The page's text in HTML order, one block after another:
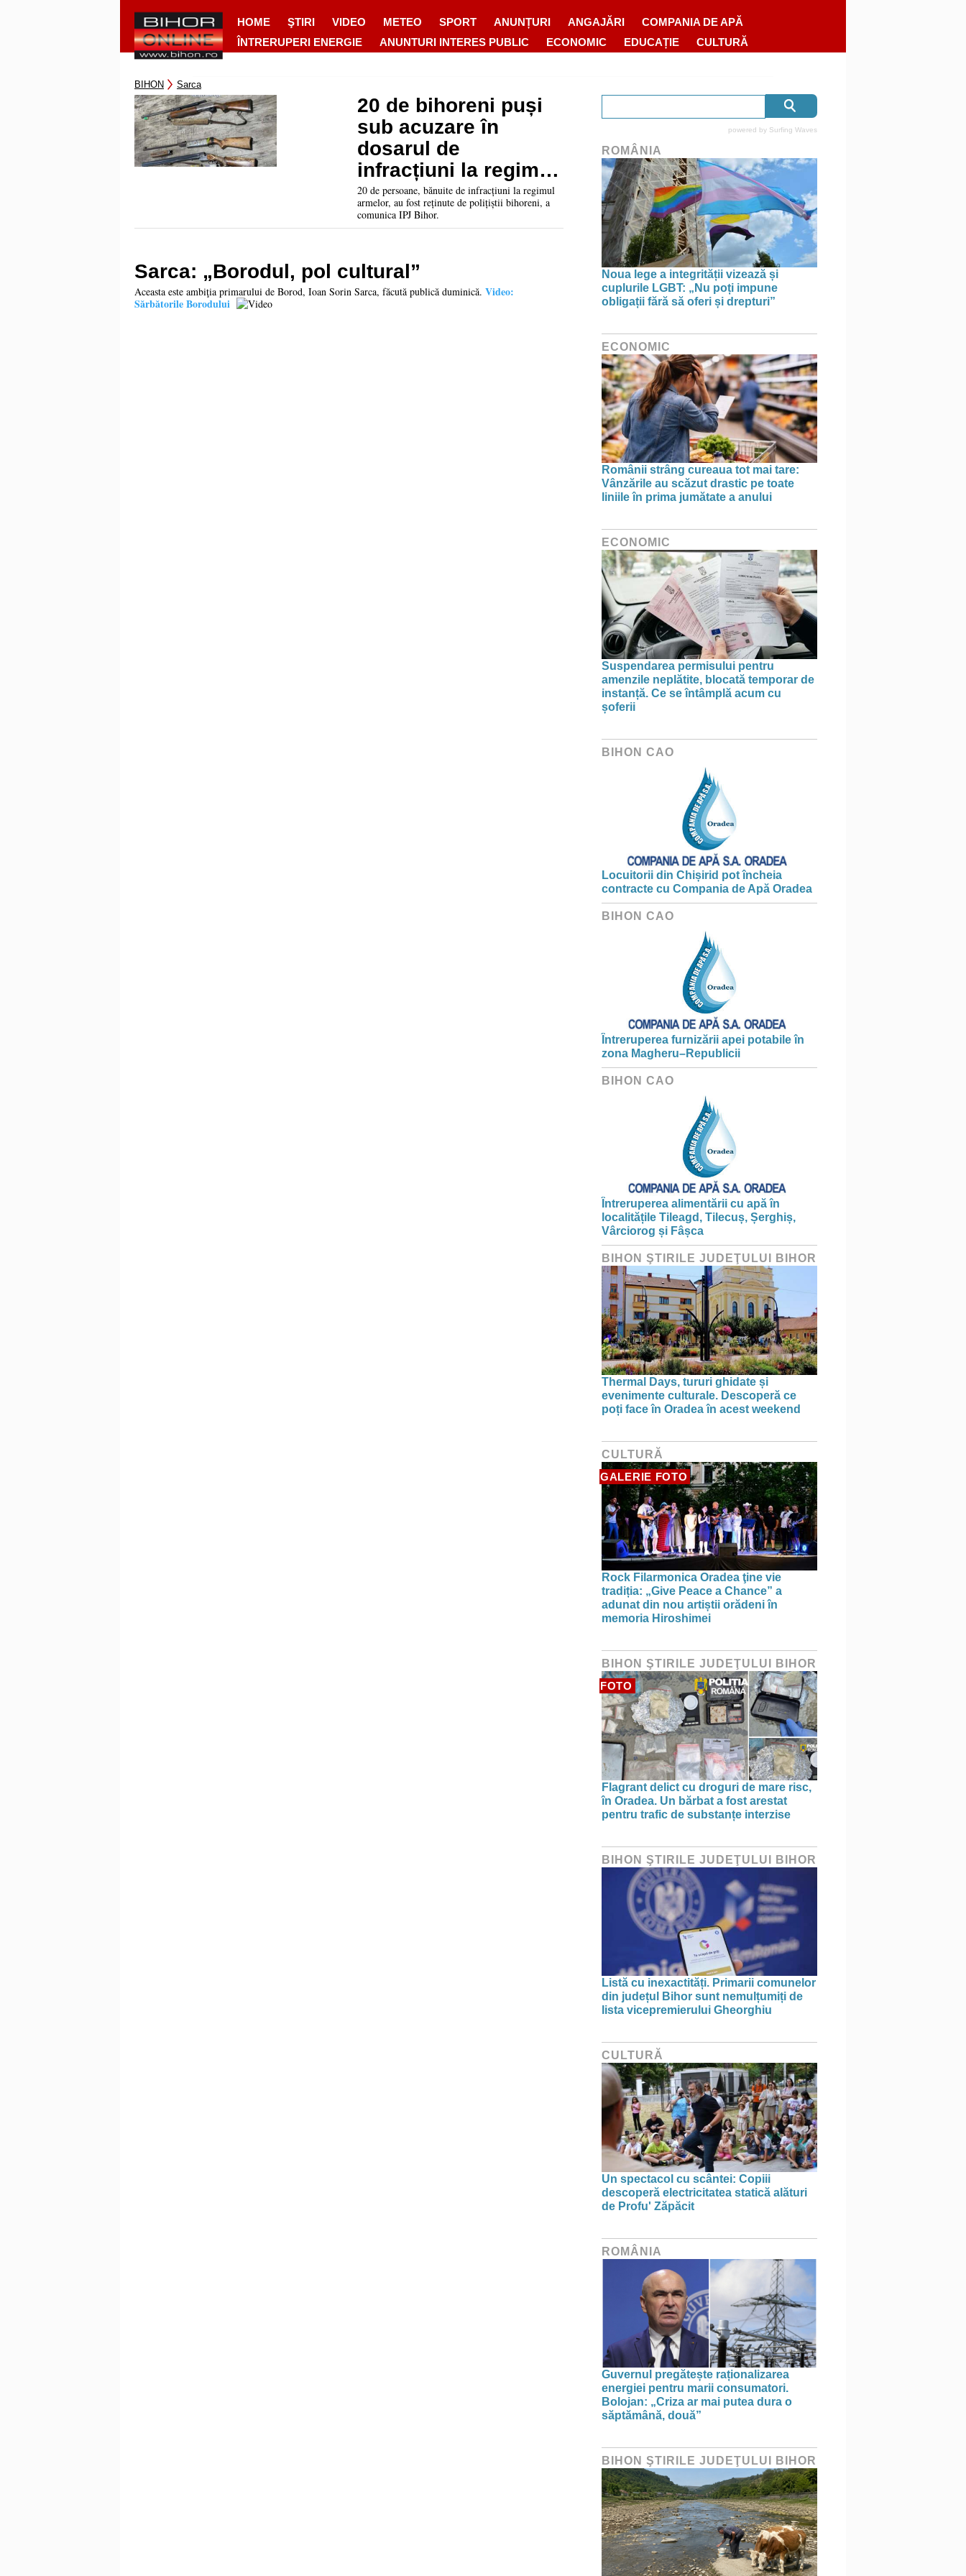
HOME ŞTIRI VIDEO METEO SPORT ANUNȚURI ANGAJĂRI
COMPANIA DE APĂ
ÎNTRERUPERI ENERGIE
ANUNTURI INTERES PUBLIC ECONOMIC EDUCAȚIE CULTURĂ
BIHON Sarca
20 de bihoreni puși
sub acuzare în
dosarul de
infracțiuni la regimul
armelor. Scandalul,
iscat de un foc de
armă la Tinca
20 de persoane, bănuite de infracțiuni la regimul
armelor, au fost reținute de polițiștii bihoreni, a
comunica IPJ Bihor.
Sarca: „Borodul, pol cultural”
Aceasta este ambiţia primarului de Borod, Ioan Sorin Sarca, făcută publică duminică. Video:
Sărbătorile Borodului
powered by Surfing Waves
ROMÂNIA
Noua lege a integrității vizează și
cuplurile LGBT: „Nu poți impune
obligații fără să oferi și drepturi”
ECONOMIC
Românii strâng cureaua tot mai tare:
Vânzările au scăzut drastic pe toate
liniile în prima jumătate a anului
ECONOMIC
Suspendarea permisului pentru
amenzile neplătite, blocată temporar de
instanță. Ce se întâmplă acum cu
șoferii
BIHON CAO
Locuitorii din Chișirid pot încheia
contracte cu Compania de Apă Oradea
BIHON CAO
Întreruperea furnizării apei potabile în
zona Magheru–Republicii
BIHON CAO
Întreruperea alimentării cu apă în
localitățile Tileagd, Tilecuș, Șerghiș,
Vârciorog și Fâșca
BIHON ŞTIRILE JUDEŢULUI BIHOR
Thermal Days, tururi ghidate și
evenimente culturale. Descoperă ce
poți face în Oradea în acest weekend
CULTURĂ
GALERIE FOTO
Rock Filarmonica Oradea ţine vie
tradiția: „Give Peace a Chance” a
adunat din nou artiștii orădeni în
memoria Hiroshimei
BIHON ŞTIRILE JUDEŢULUI BIHOR
FOTO
Flagrant delict cu droguri de mare risc,
în Oradea. Un bărbat a fost arestat
pentru trafic de substanțe interzise
BIHON ŞTIRILE JUDEŢULUI BIHOR
Listă cu inexactități. Primarii comunelor
din județul Bihor sunt nemulțumiți de
lista vicepremierului Gheorghiu
CULTURĂ
Un spectacol cu scântei: Copiii
descoperă electricitatea statică alături
de Profu' Zăpăcit
ROMÂNIA
Guvernul pregătește raționalizarea
energiei pentru marii consumatori.
Bolojan: „Criza ar mai putea dura o
săptămână, două”
BIHON ŞTIRILE JUDEŢULUI BIHOR